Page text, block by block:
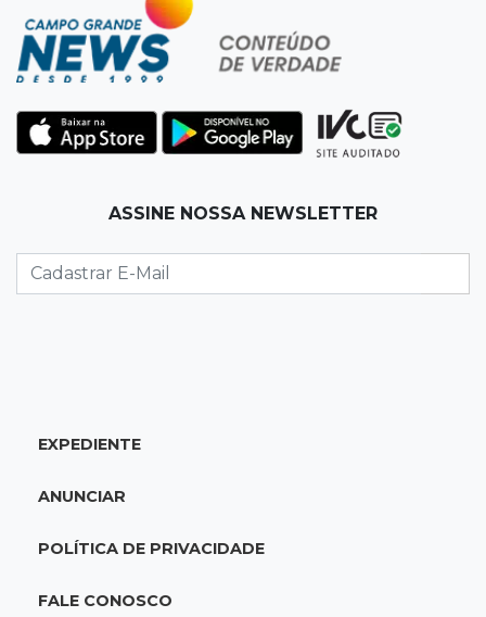
Empresária perde quase R$ 30 mil em golpe
da falsa oferta de empréstimo
Anvisa sobe alerta sobre testosterona sem
indicação como risco ao coração
Comércio exterior
alta das exportações
10:09Corumbá
comunidade volta a ficar isolada no Pantanal
09:53 Transborda
Espetáculo quer surpreender o público na Rua
ASSINE NOSSA NEWSLETTER
EXPEDIENTE
ANUNCIAR
POLÍTICA DE PRIVACIDADE
FALE CONOSCO